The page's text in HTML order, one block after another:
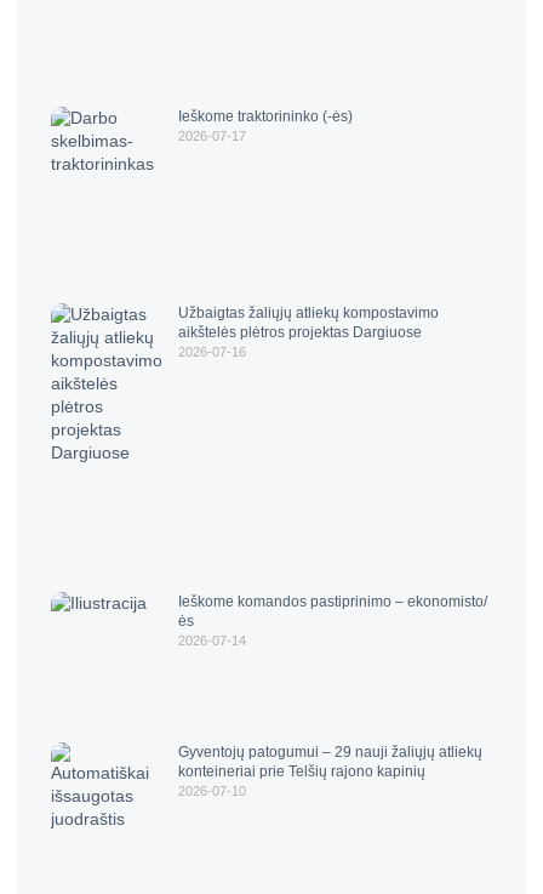
Ieškome traktorininko (-ės)
2026-07-17
Užbaigtas žaliųjų atliekų kompostavimo
aikštelės plėtros projektas Dargiuose
2026-07-16
Ieškome komandos pastiprinimo – ekonomisto/
ės
2026-07-14
Gyventojų patogumui – 29 nauji žaliųjų atliekų
konteineriai prie Telšių rajono kapinių
2026-07-10